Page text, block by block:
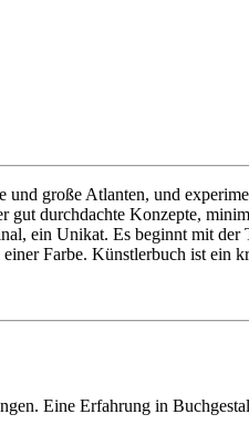
große Atlanten, und
durchdachte Konzepte,
ein Unikat. Es beginnt mit
Farbe. Künstlerbuch ist
Eine Erfahrung in